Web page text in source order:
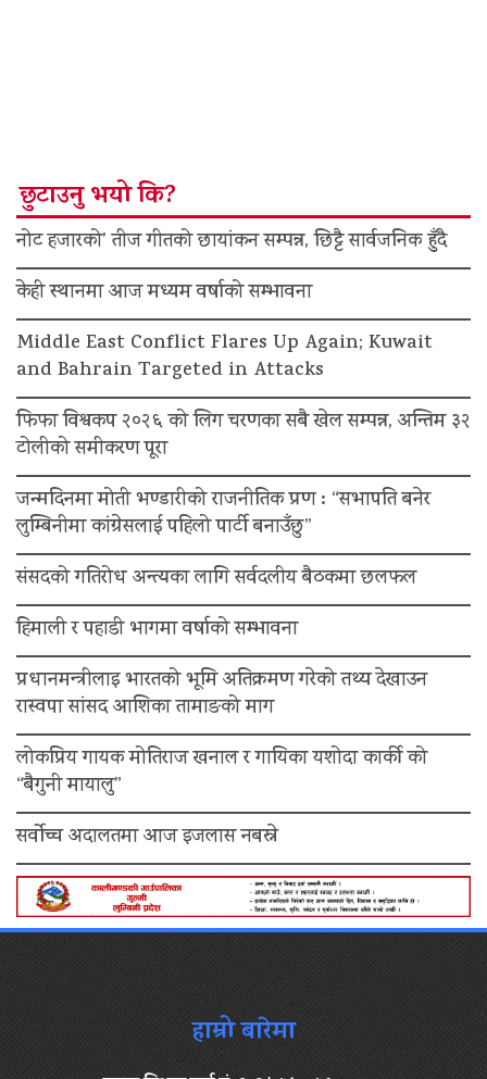
छुटाउनु भयो कि?
नोट हजारको’ तीज गीतको छायांकन सम्पन्न, छिट्टै सार्वजनिक हुँदै
केही स्थानमा आज मध्यम वर्षाको सम्भावना
Middle East Conflict Flares Up Again; Kuwait
and Bahrain Targeted in Attacks
फिफा विश्वकप २०२६ को लिग चरणका सबै खेल सम्पन्न, अन्तिम ३२
टोलीको समीकरण पूरा
जन्मदिनमा मोती भण्डारीको राजनीतिक प्रण : “सभापति बनेर
लुम्बिनीमा कांग्रेसलाई पहिलो पार्टी बनाउँछु”
संसदको गतिरोध अन्त्यका लागि सर्वदलीय बैठकमा छलफल
हिमाली र पहाडी भागमा वर्षाको सम्भावना
प्रधानमन्त्रीलाइ भारतको भूमि अतिक्रमण गरेको तथ्य देखाउन
रास्वपा सांसद आशिका तामाङको माग
लोकप्रिय गायक मोतिराज खनाल र गायिका यशोदा कार्की को
“बैगुनी मायालु”
सर्वोच्च अदालतमा आज इजलास नबस्ने
हाम्रो बारेमा